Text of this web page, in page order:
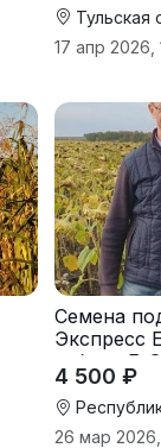
Тульская
17 апр 2026,
Семена
Экспресс
гибрид F-
4 500 ₽
26 мар